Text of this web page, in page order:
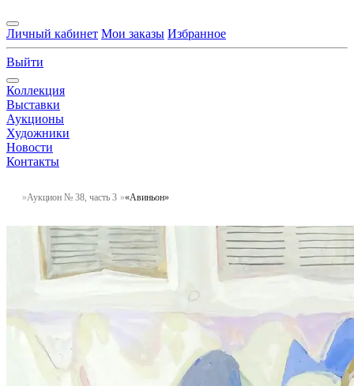
Личный кабинет Мои заказы Избранное
Выйти
Коллекция
Выставки
Аукционы
Художники
Новости
Контакты
Аукцион № 38, часть 3 «Авиньон»